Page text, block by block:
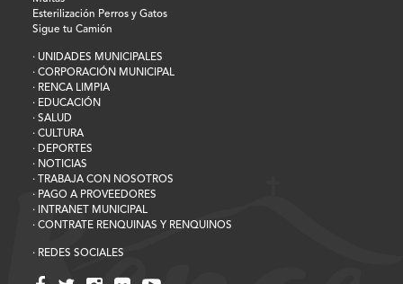
Esterilización Perros y Gatos
Sigue tu Camión
· UNIDADES MUNICIPALES
· CORPORACIÓN MUNICIPAL
· RENCA LIMPIA
· EDUCACIÓN
· SALUD
· CULTURA
· DEPORTES
· NOTICIAS
· TRABAJA CON NOSOTROS
· PAGO A PROVEEDORES
· INTRANET MUNICIPAL
· CONTRATE RENQUINAS Y RENQUINOS
· REDES SOCIALES